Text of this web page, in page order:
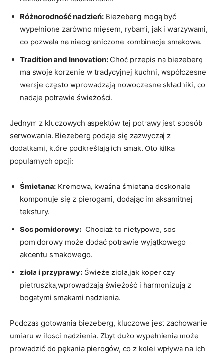
Różnorodność nadzień: ‍Biezeberg mogą być
wypełnione zarówno‌ mięsem, rybami, jak i ‍warzywami,‌
co pozwala na nieograniczone ​kombinacje ‍smakowe.
Tradition⁢ and Innovation: Choć przepis na ​biezeberg
ma swoje ⁢korzenie w tradycyjnej kuchni, współczesne​
wersje często wprowadzają nowoczesne składniki,‌ co
nadaje potrawie‌ świeżości.
Jednym ⁤z kluczowych aspektów​ tej potrawy jest ⁤sposób
serwowania.⁤ Biezeberg podaje się zazwyczaj‍ z
dodatkami, które podkreślają ich⁢ smak. Oto kilka
popularnych opcji:
Śmietana: Kremowa, kwaśna śmietana doskonale
⁢komponuje się ‍z ‍pierogami, dodając im aksamitnej
tekstury.
Sos‌ pomidorowy: ⁣ Chociaż to‍ nietypowe, sos
pomidorowy ‌może ⁣dodać potrawie wyjątkowego
‌akcentu ⁤smakowego.
zioła i przyprawy: Świeże‍ zioła,jak koper czy
pietruszka,wprowadzają świeżość i harmonizują z
bogatymi smakami nadzienia.
Podczas gotowania biezeberg, ⁤kluczowe jest​ zachowanie⁢
umiaru ⁤w ilości nadzienia. Zbyt dużo wypełnienia może⁤
prowadzić ‌do pękania pierogów, co z kolei wpływa na ich